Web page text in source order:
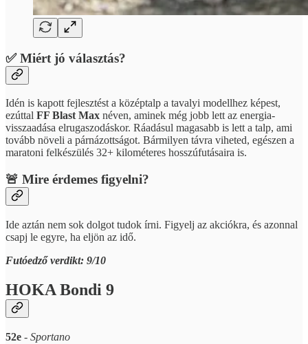
✅ Miért jó választás?
Idén is kapott fejlesztést a középtalp a tavalyi modellhez képest,
ezúttal FF Blast Max néven, aminek még jobb lett az energia-
visszaadása elrugaszodáskor. Ráadásul magasabb is lett a talp, ami
tovább növeli a párnázottságot. Bármilyen távra viheted, egészen a
maratoni felkészülés 32+ kilométeres hosszúfutásaira is.
🚨 Mire érdemes figyelni?
Ide aztán nem sok dolgot tudok írni. Figyelj az akciókra, és azonnal
csapj le egyre, ha eljön az idő.
Futóedző verdikt: 9/10
HOKA Bondi 9
52e - Sportano